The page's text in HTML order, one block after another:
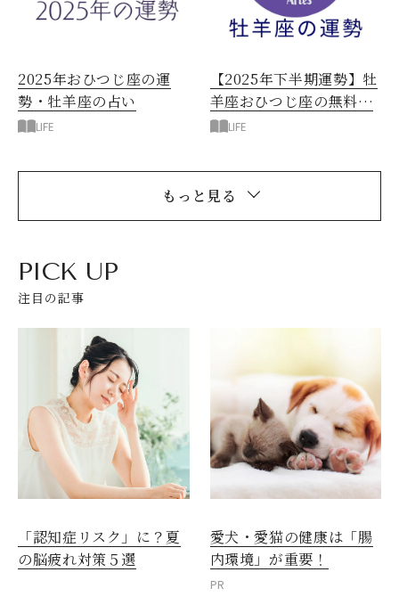
2025年おひつじ座の運
勢・牡羊座の占い
LIFE
【2025年下半期運勢】牡
羊座おひつじ座の無料運
勢LIFE
もっと見る
PICK UP
注目の記事
「認知症リスク」に？夏
の脳疲れ対策５選
愛犬・愛猫の健康は「腸
内環境」が重要！
PR